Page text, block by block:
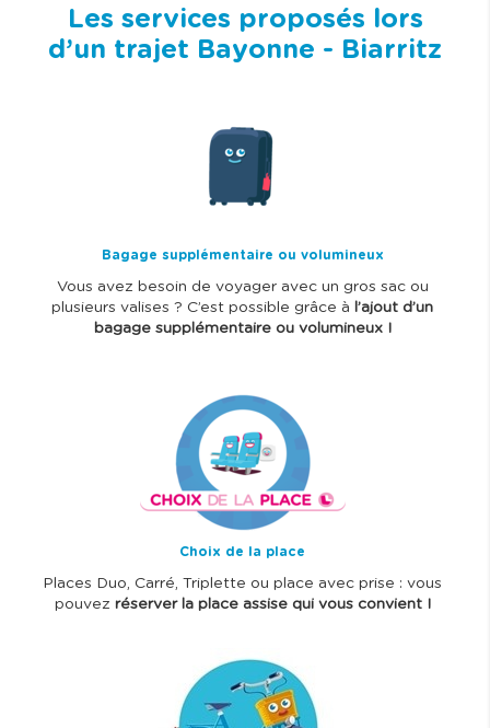
Les services proposés lors
d’un trajet Bayonne - Biarritz
Bagage supplémentaire ou volumineux
Vous avez besoin de voyager avec un gros sac ou
plusieurs valises ? C’est possible grâce à l’ajout d’un
bagage supplémentaire ou volumineux !
Choix de la place
Places Duo, Carré, Triplette ou place avec prise : vous
pouvez réserver la place assise qui vous convient !